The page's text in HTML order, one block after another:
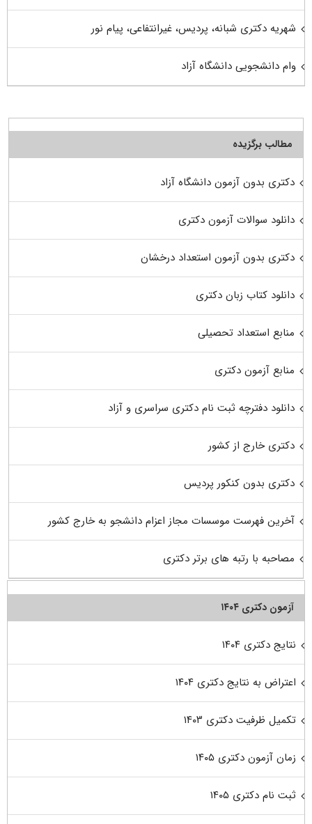
شهریه دکتری شبانه، پردیس، غیرانتفاعی، پیام نور
وام دانشجویی دانشگاه آزاد
مطالب برگزیده
دکتری بدون آزمون دانشگاه آزاد
دانلود سوالات آزمون دکتری
دکتری بدون آزمون استعداد درخشان
دانلود کتاب زبان دکتری
منابع استعداد تحصیلی
منابع آزمون دکتری
دانلود دفترچه ثبت نام دکتری سراسری و آزاد
دکتری خارج از کشور
دکتری بدون کنکور پردیس
آخرین فهرست موسسات مجاز اعزام دانشجو به خارج کشور
مصاحبه با رتبه های برتر دکتری
آزمون دکتری ۱۴۰۴
نتایج دکتری ۱۴۰۴
اعتراض به نتایج دکتری ۱۴۰۴
تکمیل ظرفیت دکتری ۱۴۰۳
زمان آزمون دکتری ۱۴۰۵
ثبت نام دکتری ۱۴۰۵